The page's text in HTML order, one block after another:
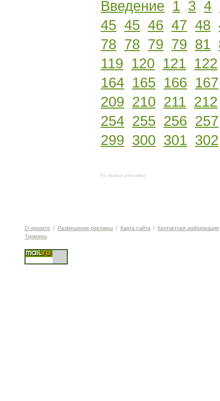
Введение 1 3 4
45 45 46 47 48
78 78 79 79 81
119 120 121 122
164 165 166 167
209 210 211 212
254 255 256 257
299 300 301 302
На правах рекламы:
О проекте / Размещение рекламы / Карта сайта / Контактная информация
Термины